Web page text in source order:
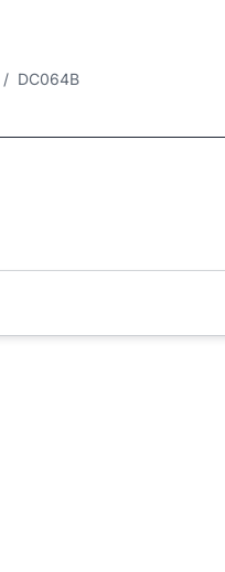
DC064B